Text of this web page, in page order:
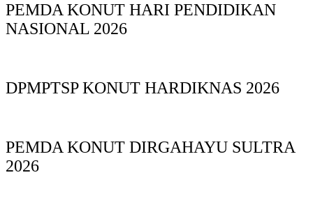
PEMDA KONUT HARI PENDIDIKAN
NASIONAL 2026
DPMPTSP KONUT HARDIKNAS 2026
PEMDA KONUT DIRGAHAYU SULTRA
2026